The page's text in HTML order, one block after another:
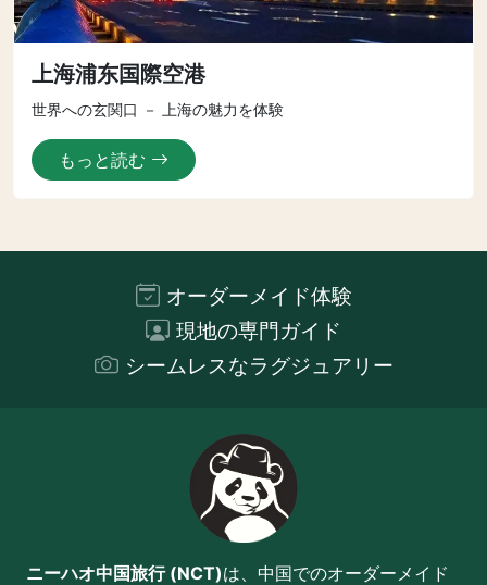
上海浦东国際空港
世界への玄関口 － 上海の魅力を体験
もっと読む
オーダーメイド体験
現地の専門ガイド
シームレスなラグジュアリー
ニーハオ中国旅行 (NCT)は、中国でのオーダーメイド